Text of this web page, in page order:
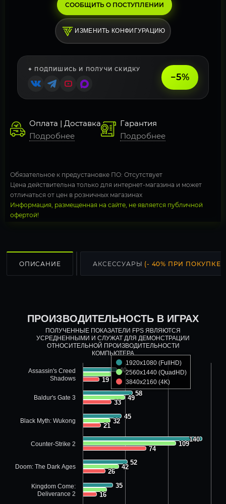
СООБЩИТЬ О ПОСТУПЛЕНИИ
ИЗМЕНИТЬ КОНФИГУРАЦИЮ
✦ ПОДПИШИСЬ И ПОЛУЧИ СКИДКУ
−5%
Оплата | Доставка
Подробнее
Гарантия
Подробнее
Обязательное к предустановке ПО: Отсутствует
Цена действительна только для интернет-магазина и может
отличаться от цен в розничных магазинах
Информация, размещенная на сайте, не является публичной
офертой!
ОПИСАНИЕ АКСЕССУАРЫ (- 40% ПРИ ПОКУПКЕ
ПРОИЗВОДИТЕЛЬНОСТЬ В ИГРАХ
ПОЛУЧЕННЫЕ ПОКАЗАТЕЛИ FPS ЯВЛЯЮТСЯ
УСРЕДНЕННЫМИ И СЛУЖАТ ДЛЯ ДЕМОНСТРАЦИИ
ОТНОСИТЕЛЬНОЙ ПРОИЗВОДИТЕЛЬНОСТИ
КОМПЬЮТЕРА
40
40
58
58
45
45
140
140
52
52
35
35
49
49
32
32
109
109
42
42
19
19
33
33
21
21
74
74
26
26
16
16
1920x1080 (FullHD)
2560x1440 (QuadHD)
3840x2160 (4K)
Assassin's Creed
Shadows
Baldur's Gate 3
Black Myth: Wukong
Counter-Strike 2
Doom: The Dark Ages
Kingdom Come:
Deliverance 2